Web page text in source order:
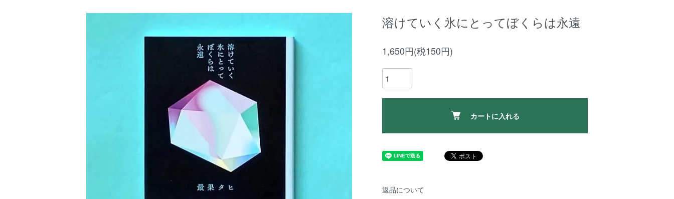
溶けていく氷にとってぼくらは永遠
1,650円(税150円)
カートに入れる
返品について